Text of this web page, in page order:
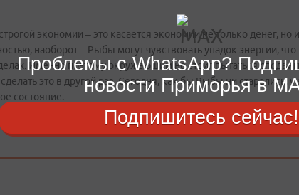
экономии – это касается экономии не только денег, но и
наоборот – Рыбы могут чувствовать упадок энергии, что
Именно поэтому окружающим не стоит пытаться
это в другой раз. Сегодня, как бы Рыбы ни старались, у
состояние.
в течение дня.
Проблемы с WhatsApp?
новости Приморья в
Подпишитесь сейчас!